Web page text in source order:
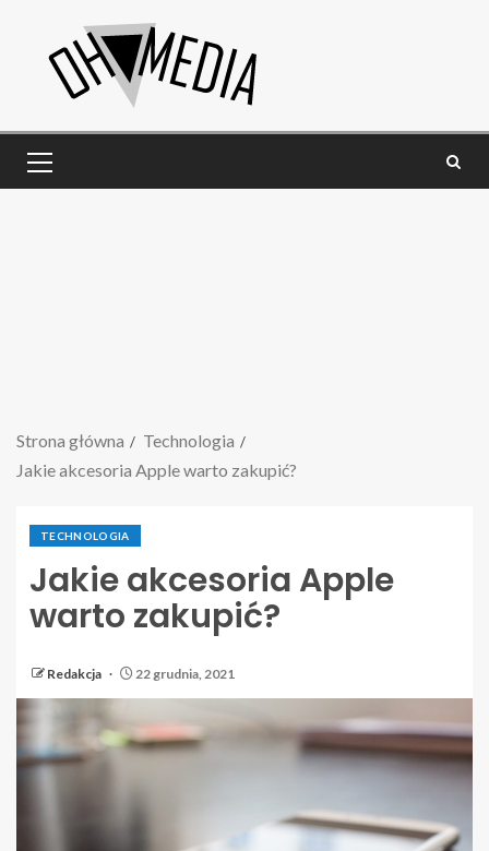
Strona główna
Technologia
Jakie akcesoria Apple warto zakupić?
TECHNOLOGIA
Jakie akcesoria Apple
warto zakupić?
Redakcja 22 grudnia, 2021